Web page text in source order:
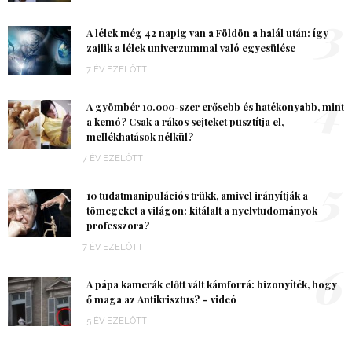
A lélek még 42 napig van a Földön a halál után: így
zajlik a lélek univerzummal való egyesülése
7 ÉV EZELŐTT
3
A gyömbér 10.000-szer erősebb és hatékonyabb, mint
a kemó? Csak a rákos sejteket pusztítja el,
mellékhatások nélkül?
7 ÉV EZELŐTT
4
10 tudatmanipulációs trükk, amivel irányítják a
tömegeket a világon: kitálalt a nyelvtudományok
professzora?
7 ÉV EZELŐTT
A pápa kamerák előtt vált kámforrá: bizonyíték, hogy
ő maga az Antikrisztus? – videó
5 ÉV EZELŐTT
6